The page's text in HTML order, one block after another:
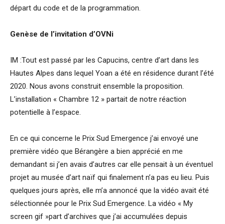
départ du code et de la programmation.
Genèse de l’invitation d’OVNi
IM :Tout est passé par les Capucins, centre d’art dans les
Hautes Alpes dans lequel Yoan a été en résidence durant l’été
2020. Nous avons construit ensemble la proposition.
L’installation « Chambre 12 » partait de notre réaction
potentielle à l’espace.
En ce qui concerne le Prix Sud Emergence j’ai envoyé une
première vidéo que Bérangère a bien apprécié en me
demandant si j’en avais d’autres car elle pensait à un éventuel
projet au musée d’art naïf qui finalement n’a pas eu lieu. Puis
quelques jours après, elle m’a annoncé que la vidéo avait été
sélectionnée pour le Prix Sud Emergence. La vidéo « My
screen gif »part d’archives que j’ai accumulées depuis